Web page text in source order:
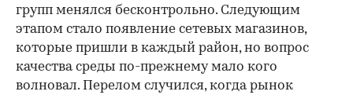
групп менялся бесконтрольно. Следующим
этапом стало появление сетевых магазинов,
которые пришли в каждый район, но вопрос
качества среды по-прежнему мало кого
волновал. Перелом случился, когда рынок